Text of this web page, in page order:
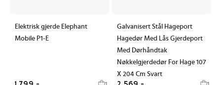
Elektrisk gjerde Elephant
Mobile P1-E
Galvanisert Stål Hageport
Hagedør Med Lås Gjerdeport
Med Dørhåndtak
Nøkkelgjerdedør For Hage 107
X 204 Cm Svart